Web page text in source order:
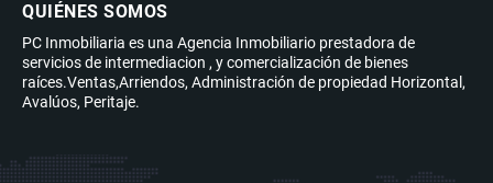
QUIÉNES SOMOS
PC Inmobiliaria es una Agencia Inmobiliario prestadora de
servicios de intermediacion , y comercialización de bienes
raíces.Ventas,Arriendos, Administración de propiedad Horizontal,
Avalúos, Peritaje.